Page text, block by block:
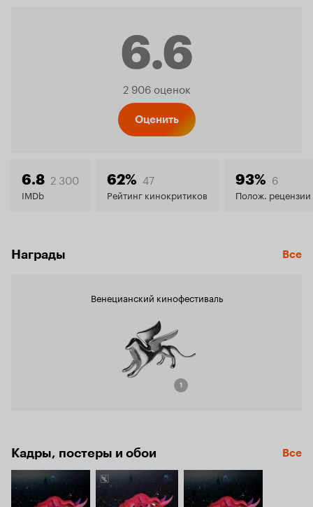
6.6
Рейтинг
6.6
2 906 оценок
Оценить
6.8 2 300
IMDb
62% 47
Рейтинг кинокритиков
93% 6
Полож. рецензии
Награды Все
Венецианский кинофестиваль
1
Кадры, постеры и обои Все